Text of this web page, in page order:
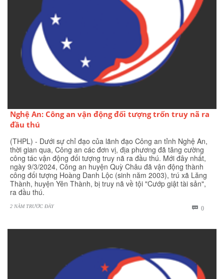
Nghệ An: Công an vận động đối tượng trốn truy nã ra
đầu thú
(THPL) - Dưới sự chỉ đạo của lãnh đạo Công an tỉnh Nghệ An,
thời gian qua, Công an các đơn vị, địa phương đã tăng cường
công tác vận động đối tượng truy nã ra đầu thú. Mới đây nhất,
ngày 9/3/2024, Công an huyện Quỳ Châu đã vận động thành
công đối tượng Hoàng Danh Lộc (sinh năm 2003), trú xã Lăng
Thành, huyện Yên Thành, bị truy nã về tội "Cướp giật tài sản",
ra đầu thú.
2 NĂM TRƯỚC ĐÂY  0BÌNH